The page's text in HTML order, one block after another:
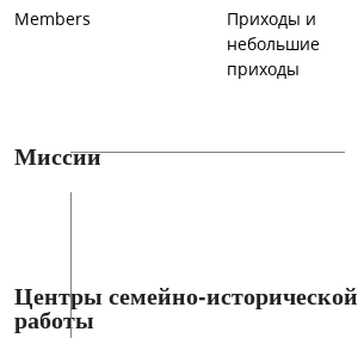
Members
Приходы и
небольшие
приходы
Миссии
Центры семейно-исторической
работы